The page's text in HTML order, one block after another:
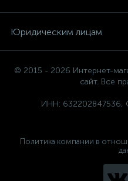
Юридическим лицам
© 2015 - 2026 Интернет-
сайт. Все
ИНН: 632202847536,
Политика компании в